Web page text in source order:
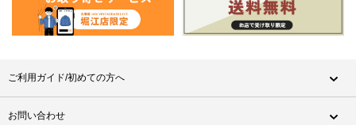
ご利用ガイド/初めての方へ
お問い合わせ